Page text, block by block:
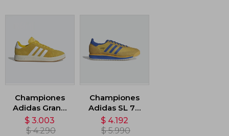
Championes
Adidas Grand
Court Base
00s - Amarillo
$ 3.003
$ 4.290
Championes
Adidas SL 72
RS - Amarillo
$ 4.192
$ 5.990